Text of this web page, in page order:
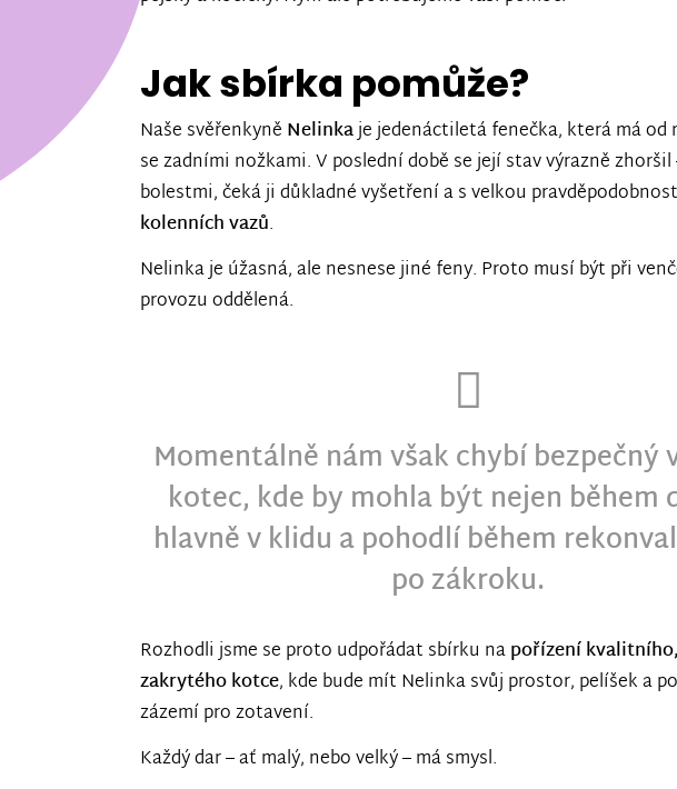
Jak sbírka pomůže?
Naše svěřenkyně Nelinkaje jedenáctiletá fenečka, která má od
se zadními nožkami. V poslední době se její stav výrazně
bolestmi, čeká ji důkladné vyšetření a s velkou
kolenních vazů.
Nelinka je úžasná, ale nesnese jiné feny. Proto musí být při
provozu oddělená.
Momentálně nám však chybí bezpečný
kotec, kde by mohla být nejen během
hlavně v klidu a pohodlí během
po zákroku.
Rozhodli jsme se proto udpořádat sbírku napořízení
zakrytého kotce, kde bude mít Nelinka svůj prostor, pelíšek a
zázemí pro zotavení.
Každý dar – ať malý, nebo velký – má smysl.